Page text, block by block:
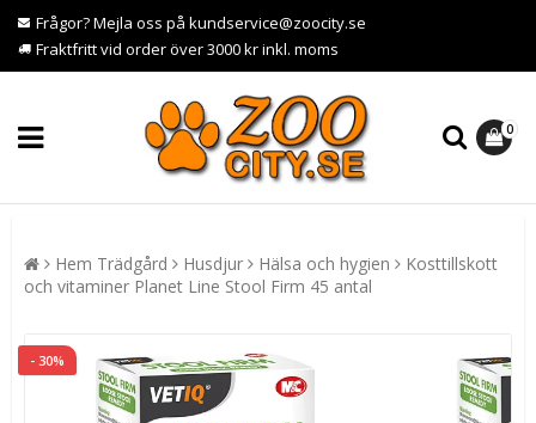
Frågor? Mejla oss på kundservice@zoocity.se
Fraktfritt vid order över 3000 kr inkl. moms
0
Hem Trädgård Husdjur Hälsa och hygien
Kosttillskott
och vitaminer Planet Line Stool Firm 45 antal
- 30%